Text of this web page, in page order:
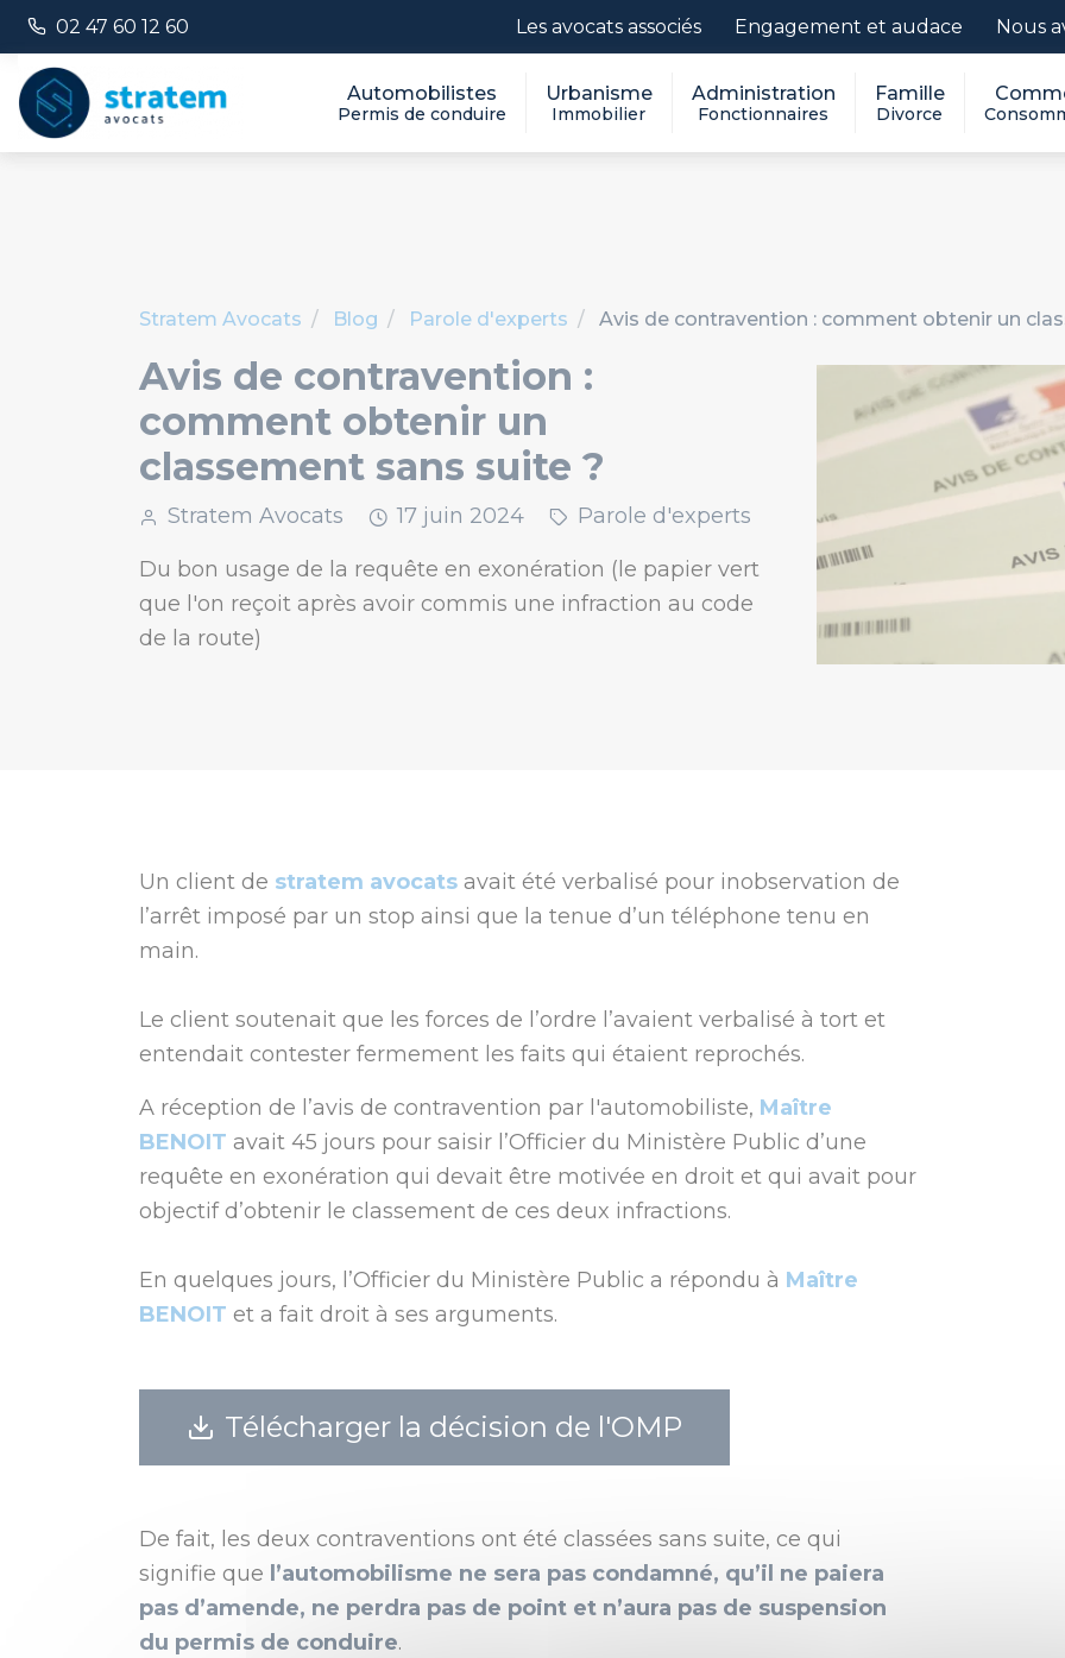
Numéro de téléphone :
02 47 60 12 60 Les avocats associés Engagement et audace Nous
Automobilistes
Permis de conduire
Urbanisme
Immobilier
Administration
Fonctionnaires
Famille
Divorce
Stratem Avocats Blog Parole d'experts Avis de contravention : comment obtenir un
Avis de contravention :
comment obtenir un
classement sans suite ?
Stratem Avocats 17 juin 2024 Parole d'experts
Du bon usage de la requête en exonération (le papier vert
que l'on reçoit après avoir commis une infraction au code
de la route)
Un client de stratem avocats avait été verbalisé pour inobservation de
l’arrêt imposé par un stop ainsi que la tenue d’un téléphone tenu en
main.
Le client soutenait que les forces de l’ordre l’avaient verbalisé à tort et
entendait contester fermement les faits qui étaient reprochés.
A réception de l’avis de contravention par l'automobiliste, Maître
BENOIT avait 45 jours pour saisir l’Officier du Ministère Public d’une
requête en exonération qui devait être motivée en droit et qui avait pour
objectif d’obtenir le classement de ces deux infractions.
En quelques jours, l’Officier du Ministère Public a répondu à Maître
BENOIT et a fait droit à ses arguments.
Télécharger la décision de l'OMP
De fait, les deux contraventions ont été classées sans suite, ce qui
signifie que l’automobilisme ne sera pas condamné, qu’il ne paiera
pas d’amende, ne perdra pas de point et n’aura pas de suspension
du permis de conduire.
Panneau de gestion des cookies